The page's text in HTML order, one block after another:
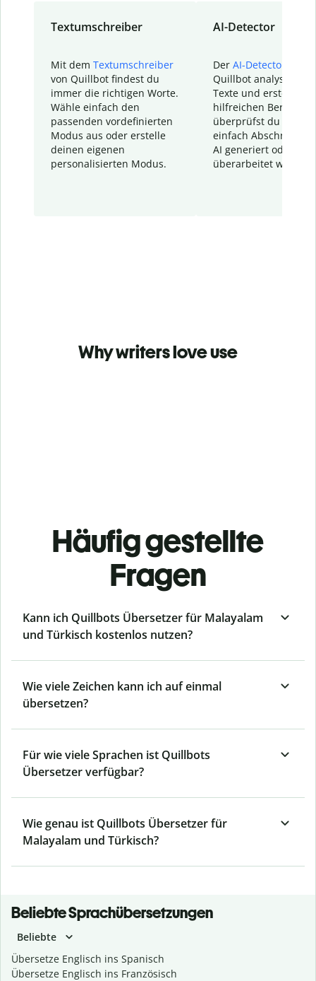
Textumschreiber
Mit dem Textumschreiber
von Quillbot findest du
immer die richtigen Worte.
Wähle einfach den
passenden vordefinierten
Modus aus oder erstelle
deinen eigenen
personalisierten Modus.
AI-Detector
Der AI-Detector
Quillbot analysiert
Texte und erstellt
hilfreichen Bericht.
überprüfst du
einfach Abschnitte,
AI generiert oder
überarbeitet wurden.
Why writers love use
Häufig gestellte
Fragen
Kann ich Quillbots Übersetzer für Malayalam
und Türkisch kostenlos nutzen?
Wie viele Zeichen kann ich auf einmal
übersetzen?
Für wie viele Sprachen ist Quillbots
Übersetzer verfügbar?
Wie genau ist Quillbots Übersetzer für
Malayalam und Türkisch?
Beliebte Sprachübersetzungen
Beliebte
Übersetze Englisch ins Spanisch
Übersetze Englisch ins Französisch